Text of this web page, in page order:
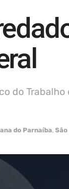
do
do Parnaíba, São